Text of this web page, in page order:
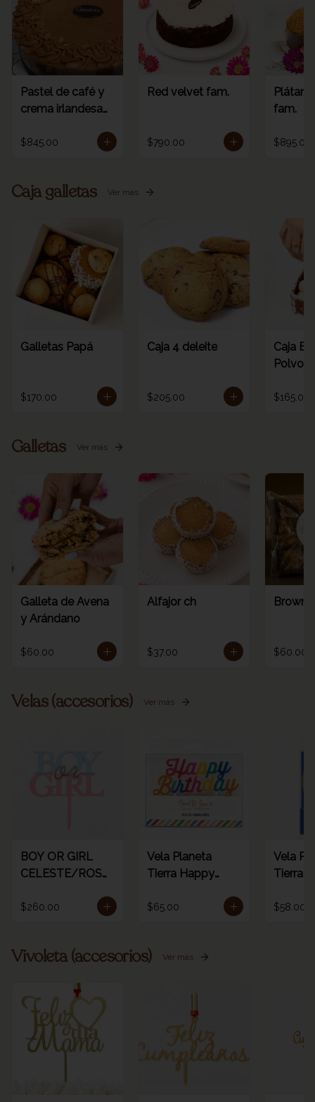
Pastel de café y
crema irlandesa
$845.00
Red velvet fam.
$790.00
fam.
$895.00
Caja galletas Ver más
Galletas Papá
$170.00
Caja 4 deleite
$205.00
Caja
$165.00
Galletas Ver más
Galleta de Avena
y Arándano
$60.00
Alfajor ch
$37.00
Brownie
$60.00
Velas (accesorios) Ver más
BOY OR GIRL
CELESTE/ROSA
$260.00
Vela Planeta
Tierra Happy
1pz
$65.00
Vela
Tierra
$58.00
Vivoleta (accesorios) Ver más